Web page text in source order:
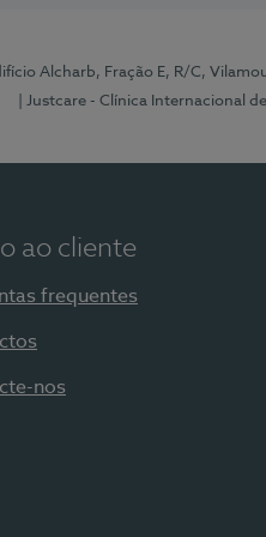
Alcharb, Fração E, R/C,
| Justcare - Clínica Internacional
ao cliente
frequentes
nos